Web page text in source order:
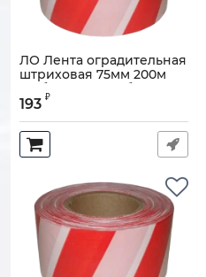
ЛО Лента оградительная
штриховая 75мм 200м
"Зебра", красно-белая
Артикул:
193 ₽